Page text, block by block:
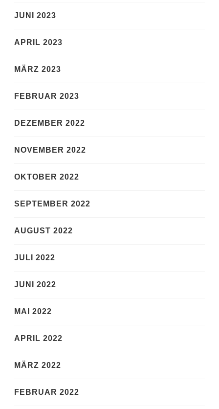
JUNI 2023
APRIL 2023
MÄRZ 2023
FEBRUAR 2023
DEZEMBER 2022
NOVEMBER 2022
OKTOBER 2022
SEPTEMBER 2022
AUGUST 2022
JULI 2022
JUNI 2022
MAI 2022
APRIL 2022
MÄRZ 2022
FEBRUAR 2022